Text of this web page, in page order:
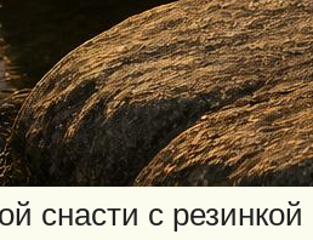
снасти с резинкой